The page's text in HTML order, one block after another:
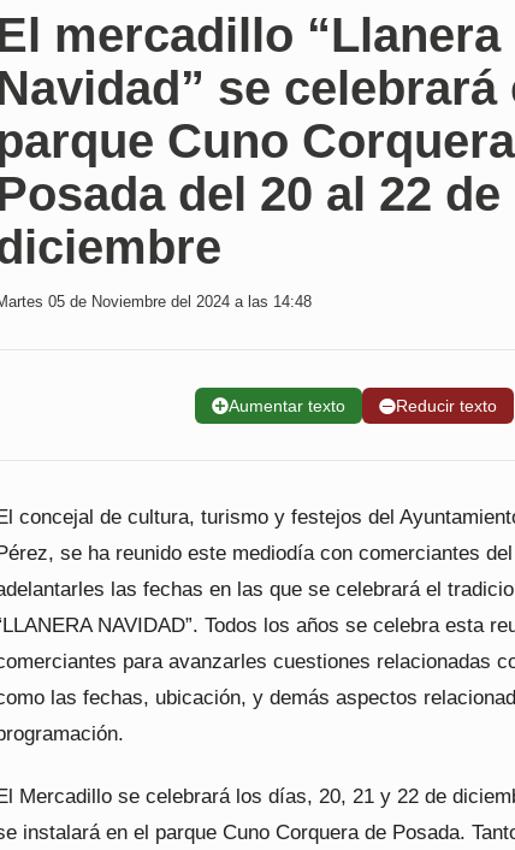
mercadillo “Llanera
se celebrará
Cuno
del 20 al 22 de
05 de Noviembre del 2024 a las 14:48
➕Aumentar texto ➖Reducir texto
concejal de cultura, turismo y festejos del
se ha reunido este mediodía con comerciantes
las fechas en las que se celebrará el
NAVIDAD”. Todos los años se celebra esta
para avanzarles cuestiones relacionadas
las fechas, ubicación, y demás aspectos
Mercadillo se celebrará los días, 20, 21 y 22 de
instalará en el parque Cuno Corquera de Posada.